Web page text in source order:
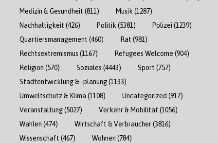
Medizin & Gesundheit (811) Musik (1287)
Nachhaltigkeit (426) Politik (5381) Polizei (1239)
Quartiersmanagement (460) Rat (981)
Rechtsextremismus (1167) Refugees Welcome (904)
Religion (570) Soziales (4443) Sport (757)
Stadtentwicklung & -planung(1133)
Umweltschutz & Klima (1108) Uncategorized (917)
Veranstaltung(5027) Verkehr & Mobilität (1056)
Wahlen (474) Wirtschaft & Verbraucher(3816)
Wissenschaft (467) Wohnen (784)